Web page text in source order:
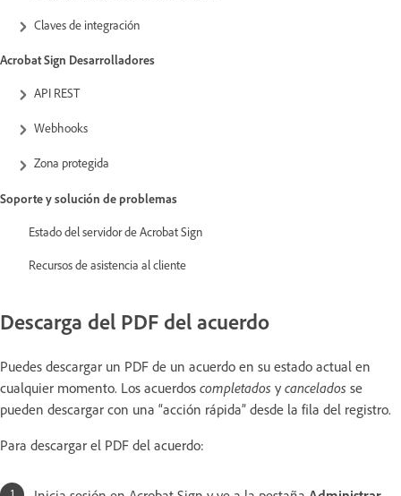
Claves de integración
Acrobat Sign Desarrolladores
API REST
Webhooks
Zona protegida
Soporte y solución de problemas
Estado del servidor de Acrobat Sign
Recursos de asistencia al cliente
Descarga del PDF del acuerdo
Puedes descargar un PDF de un acuerdo en su estado actual en
cualquier momento. Los acuerdos completados y cancelados se
pueden descargar con una “acción rápida” desde la fila del registro.
Para descargar el PDF del acuerdo: